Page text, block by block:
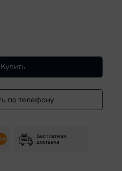
Купить
по телефону
Бесплатная
доставка